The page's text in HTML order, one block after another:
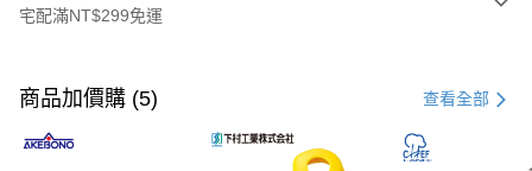
宅配滿NT$299免運
信用卡一次付款
超商取貨付款
商品加價購 (5) 查看全部